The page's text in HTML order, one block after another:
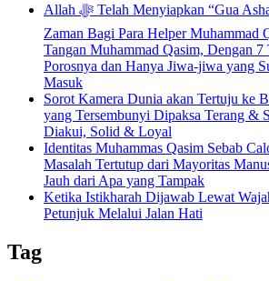
Allah ﷻ Telah Menyiapkan “Gua Ashabul Kahfi” Akhir
Zaman Bagi Para Helper Muhammad
Tangan Muhammad Qasim, Dengan 7
Porosnya dan Hanya Jiwa-jiwa yang
Masuk
Sorot Kamera Dunia akan Tertuju ke
yang Tersembunyi Dipaksa Terang &
Diakui, Solid & Loyal
Identitas Muhammas Qasim Sebab
Masalah Tertutup dari Mayoritas
Jauh dari Apa yang Tampak
Ketika Istikharah Dijawab Lewat
Petunjuk Melalui Jalan Hati
Tag